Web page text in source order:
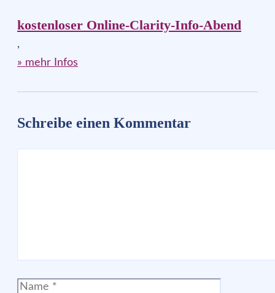
kostenloser Online-Clarity-Info-Abend
,
» mehr Infos
Schreibe einen Kommentar
Name